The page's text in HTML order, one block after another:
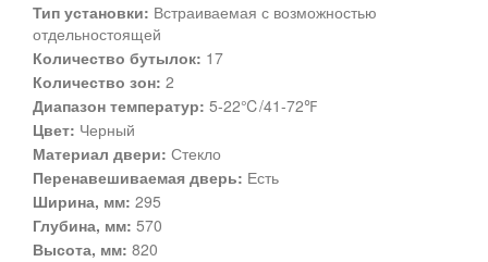
Тип установки: Встраиваемая с возможностью
отдельностоящей
Количество бутылок: 17
Количество зон: 2
Диапазон температур: 5-22℃/41-72℉
Цвет: Черный
Материал двери: Стекло
Перенавешиваемая дверь: Есть
Ширина, мм: 295
Глубина, мм: 570
Высота, мм: 820